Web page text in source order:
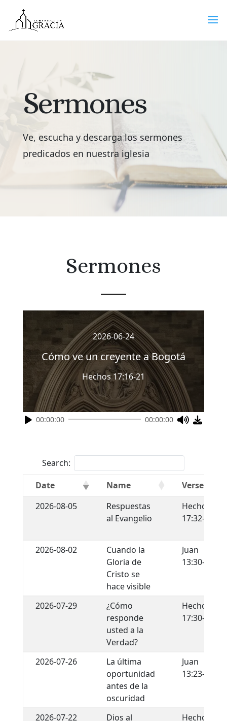
Sermones
Ve, escucha y descarga los sermones
predicados en nuestra iglesia
Sermones
2026-06-24
Cómo ve un creyente a Bogotá
Hechos 17:16-21
00:00:00 00:00:00
Search:
Date
Name
Verse
2026-08-05
Respuestas
al Evangelio
Hechos
17:32-34
2026-08-02
Cuando la
Gloria de
Cristo se
hace visible
Juan
13:30-35
2026-07-29
¿Cómo
responde
usted a la
Verdad?
Hechos
17:30-31
2026-07-26
La última
oportunidad
antes de la
oscuridad
Juan
13:23-30
2026-07-22
Dios al
Hechos